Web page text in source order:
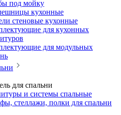
под мойку
кухонные
стеновые кухонные
для кухонных
для модульных
для спальни
и системы спальные
стеллажи, полки для спальни